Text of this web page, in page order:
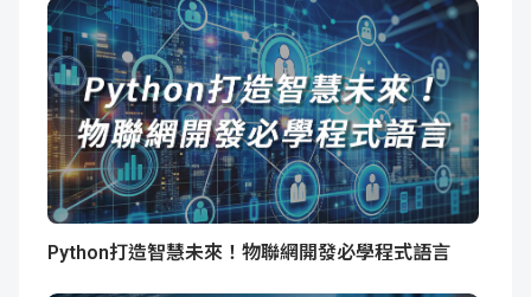
Python打造智慧未來！物聯網開發必學程式語言